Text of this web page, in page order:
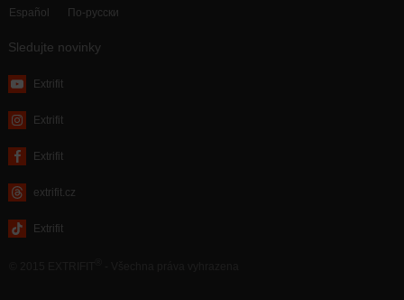
Español
По-русски
Sledujte novinky
Extrifit
Extrifit
Extrifit
extrifit.cz
Extrifit